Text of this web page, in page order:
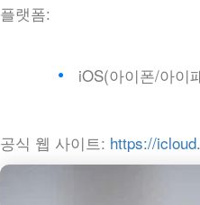
플랫폼:
iOS(아이폰/아이
공식 웹 사이트: https://